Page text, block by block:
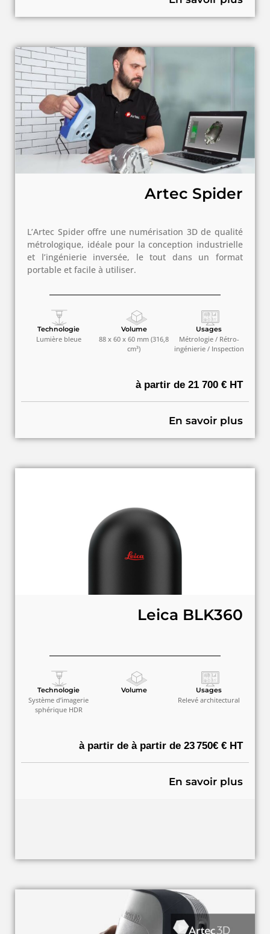
Artec Spider
L’Artec Spider offre une numérisation 3D de qualité
métrologique, idéale pour la conception industrielle
et l’ingénierie inversée, le tout dans un format
portable et facile à utiliser.
Technologie
Lumière bleue
Volume
88 x 60 x 60 mm (316,8
cm³)
Usages
Métrologie / Rétro-
ingénierie / Inspection
à partir de 21 700 € HT
En savoir plus
Leica BLK360
Technologie
Système d’imagerie
sphérique HDR
Volume Usages
Relevé architectural
à partir de à partir de 23 750€ € HT
En savoir plus